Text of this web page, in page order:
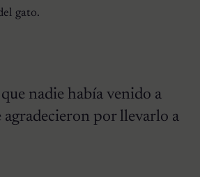
gato.
nadie había venido a
agradecieron por llevarlo a